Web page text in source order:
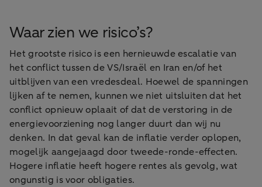
Waar zien we risico’s?
Het grootste risico is een hernieuwde escalatie van
het conflict tussen de VS/Israël en Iran en/of het
uitblijven van een vredesdeal. Hoewel de spanningen
lijken af te nemen, kunnen we niet uitsluiten dat het
conflict opnieuw oplaait of dat de verstoring in de
energievoorziening nog langer duurt dan wij nu
denken. In dat geval kan de inflatie verder oplopen,
mogelijk aangejaagd door tweede-ronde-effecten.
Hogere inflatie heeft hogere rentes als gevolg, wat
ongunstig is voor obligaties.